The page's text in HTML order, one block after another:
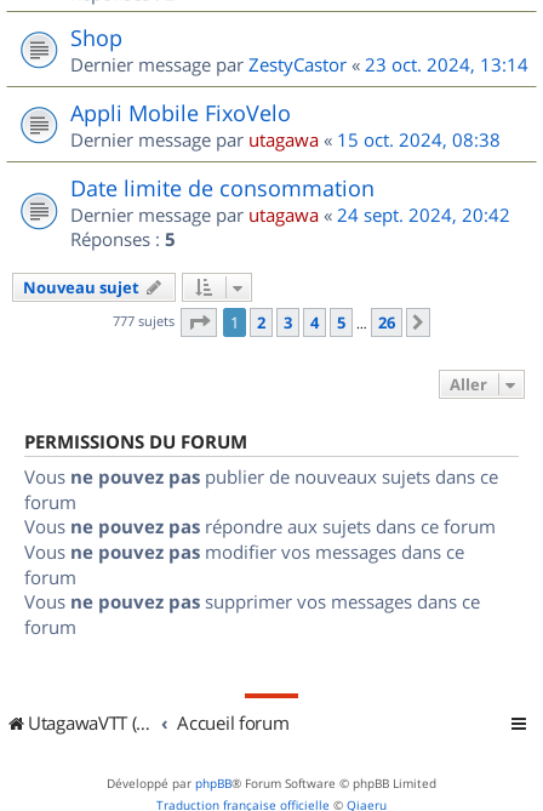
Shop
Dernier message par ZestyCastor « 23 oct. 2024, 13:14
Appli Mobile FixoVelo
Dernier message par utagawa « 15 oct. 2024, 08:38
Date limite de consommation
Dernier message par utagawa « 24 sept. 2024, 20:42
Réponses : 5
Nouveau sujet
777 sujets Page 1sur
1 2 3 4 5 … 26
Aller
PERMISSIONS DU FORUM
Vous ne pouvez pas publier de nouveaux sujets dans ce
forum
Vous ne pouvez pas répondre aux sujets dans ce forum
Vous ne pouvez pas modifier vos messages dans ce
forum
Vous ne pouvez pas supprimer vos messages dans ce
forum
UtagawaVTT (Randos VTT et VTTAE avec traces GPS) Accueil forum
Développé par phpBB® Forum Software © phpBB Limited
Traduction française officielle © Qiaeru